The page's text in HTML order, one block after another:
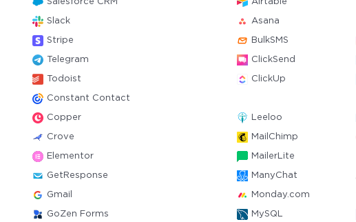
Salesforce CRM
Slack
Stripe
Telegram
Todoist
Constant Contact
Copper
Crove
Elementor
GetResponse
Gmail
GoZen Forms
Airtable
Asana
BulkSMS
ClickSend
ClickUp
Leeloo
MailChimp
MailerLite
ManyChat
Monday.com
MySQL